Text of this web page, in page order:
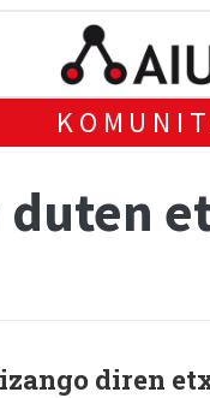
diren